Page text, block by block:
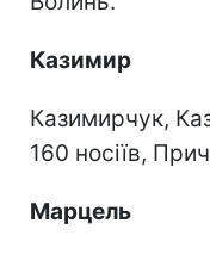
Казимир
Казимирчук,
160 носіїв,
Марцель